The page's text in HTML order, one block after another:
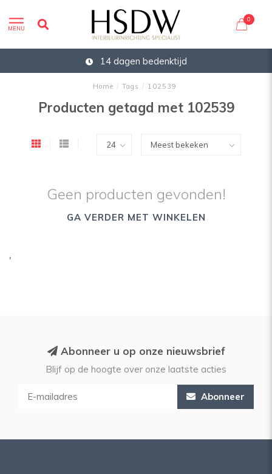
MENU
0
14 dagen bedenktijd
Home / Tags / 102539
Producten getagd met 102539
Geen producten gevonden!
GA VERDER MET WINKELEN
'
Abonneer u op onze nieuwsbrief
Blijf op de hoogte over onze laatste acties
Abonneer